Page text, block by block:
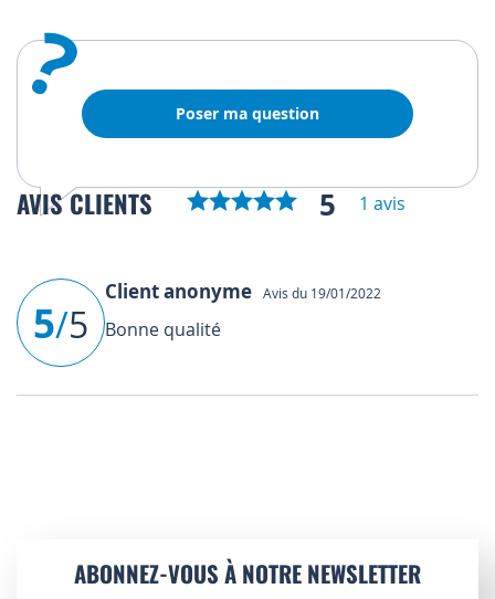
? Poser ma question
AVIS CLIENTS 5 1 avis
5/5
Client anonyme Avis du 19/01/2022
Bonne qualité
ABONNEZ-VOUS À NOTRE NEWSLETTER